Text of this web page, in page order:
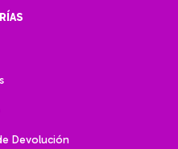
Devolución